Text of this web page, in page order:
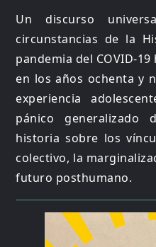
Un discurso
circunstancias de la
pandemia del COVID-
en los años ochenta y
experiencia
pánico generalizado
historia sobre los
colectivo, la
futuro posthumano.